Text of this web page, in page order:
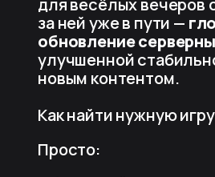
для весёлых вечеров
за ней уже в пути —
обновление
улучшенной
новым контентом.
Как найти нужную
Просто: